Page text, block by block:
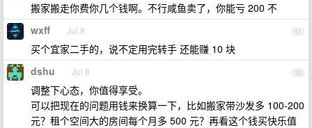
搬家搬走你费你几个钱啊。不行咸鱼卖了，你能亏 200 不
11
wxff Jul 8
买个宜家二手的，说不定用完转手 还能赚 10 块
12
dshu Jul 8
调整下心态，你值得享受。
可以把现在的问题用钱来换算一下，比如搬家带沙发多 100-200
元？租个空间大的房间每个月多 500 元？再看这个钱买快乐值